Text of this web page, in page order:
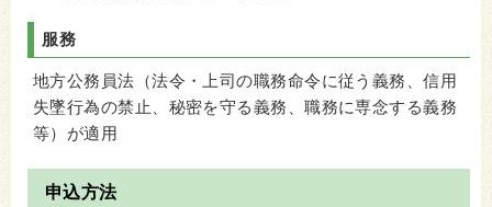
服務
地方公務員法（法令・上司の職務命令に従う義務、信用
失墜行為の禁止、秘密を守る義務、職務に専念する義務
等）が適用
申込方法